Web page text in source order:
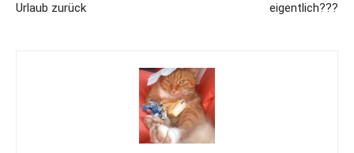
Urlaub zurück
eigentlich???